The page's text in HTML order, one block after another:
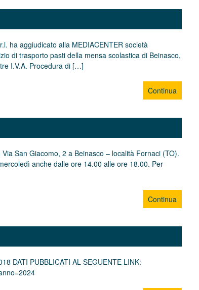
ha aggiudicato alla MEDIACENTER società
di trasporto pasti della mensa scolastica di Beinasco,
I.V.A. Procedura di […]
Continua
San Giacomo, 2 a Beinasco – località Fornaci (TO).
anche dalle ore 14.00 alle ore 18.00. Per
Continua
DATI PUBBLICATI AL SEGUENTE LINK: